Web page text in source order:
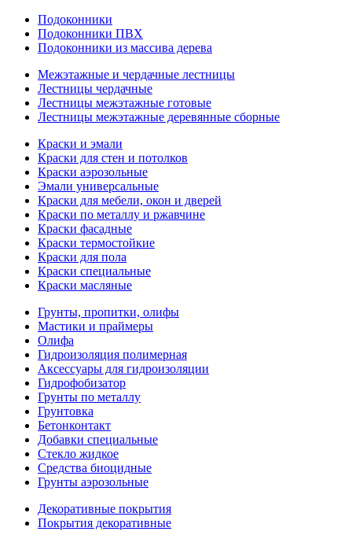
Подоконники
Подоконники ПВХ
Подоконники из массива дерева
Межэтажные и чердачные лестницы
Лестницы чердачные
Лестницы межэтажные готовые
Лестницы межэтажные деревянные сборные
Краски и эмали
Краски для стен и потолков
Краски аэрозольные
Эмали универсальные
Краски для мебели, окон и дверей
Краски по металлу и ржавчине
Краски фасадные
Краски термостойкие
Краски для пола
Краски специальные
Краски масляные
Грунты, пропитки, олифы
Мастики и праймеры
Олифа
Гидроизоляция полимерная
Аксессуары для гидроизоляции
Гидрофобизатор
Грунты по металлу
Грунтовка
Бетонконтакт
Добавки специальные
Стекло жидкое
Средства биоцидные
Грунты аэрозольные
Декоративные покрытия
Покрытия декоративные